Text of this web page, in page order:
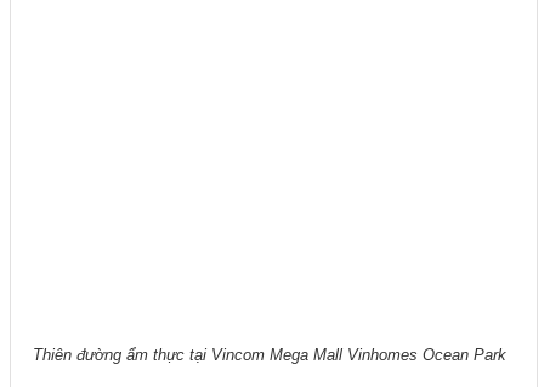
Thiên đường ẩm thực tại Vincom Mega Mall Vinhomes Ocean Park